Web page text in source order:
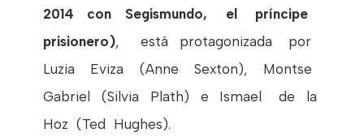
2014 con Segismundo, el príncipe
prisionero), está protagonizada por
Luzia Eviza (Anne Sexton), Montse
Gabriel (Silvia Plath) e Ismael de la
Hoz (Ted Hughes).